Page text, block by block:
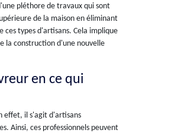
pléthore de travaux qui sont
de la maison en éliminant
ces types d'artisans. Cela implique
la construction d'une nouvelle
en ce qui
effet, il s'agit d'artisans
Ainsi, ces professionnels peuvent